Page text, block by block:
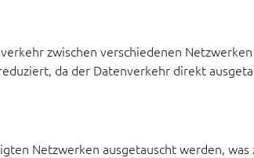
zwischen verschiedenen
da der Datenverkehr direkt
Netzwerken ausgetauscht werden,